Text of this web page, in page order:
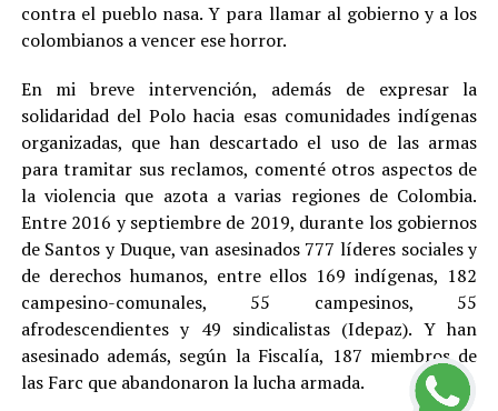
contra el pueblo nasa. Y para llamar al gobierno y a los
colombianos a vencer ese horror.
En mi breve intervención, además de expresar la
solidaridad del Polo hacia esas comunidades indígenas
organizadas, que han descartado el uso de las armas
para tramitar sus reclamos, comenté otros aspectos de
la violencia que azota a varias regiones de Colombia.
Entre 2016 y septiembre de 2019, durante los gobiernos
de Santos y Duque, van asesinados 777 líderes sociales y
de derechos humanos, entre ellos 169 indígenas, 182
campesino-comunales, 55 campesinos, 55
afrodescendientes y 49 sindicalistas (Idepaz). Y han
asesinado además, según la Fiscalía, 187 miembros de
las Farc que abandonaron la lucha armada.